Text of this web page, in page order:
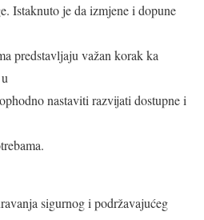
Istaknuto je da izmjene i dopune
predstavljaju važan korak ka
nastaviti razvijati dostupne i
sigurnog i podržavajućeg